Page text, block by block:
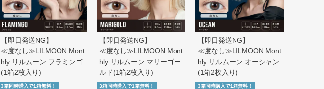
【即日発送NG】
≪度なし≫LILMOON Mont
hly リルムーン フラミンゴ
(1箱2枚入り)
3箱同時購入で1箱無料！
【即日発送NG】
≪度なし≫LILMOON Mont
hly リルムーン マリーゴー
ルド(1箱2枚入り)
3箱同時購入で1箱無料！
【即日発送NG】
≪度なし≫LILMOON Mont
hly リルムーン オーシャン
(1箱2枚入り)
3箱同時購入で1箱無料！